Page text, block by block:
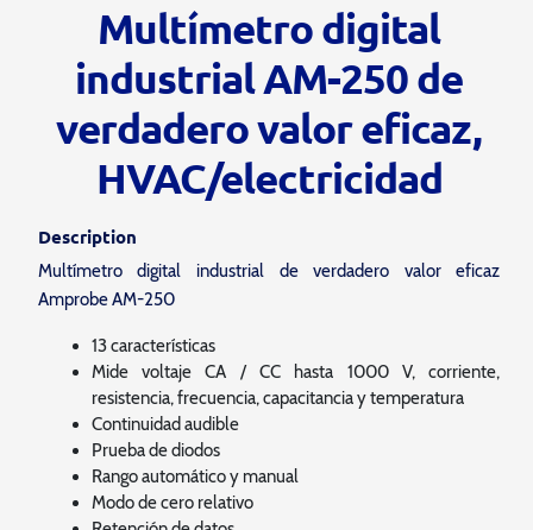
Multímetro digital
industrial AM-250 de
verdadero valor eficaz,
HVAC/electricidad
Description
Multímetro digital industrial de verdadero valor eficaz
Amprobe AM-250
13 características
Mide voltaje CA / CC hasta 1000 V, corriente,
resistencia, frecuencia, capacitancia y temperatura
Continuidad audible
Prueba de diodos
Rango automático y manual
Modo de cero relativo